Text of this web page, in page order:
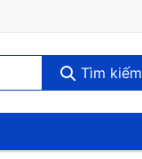
Tìm kiếm